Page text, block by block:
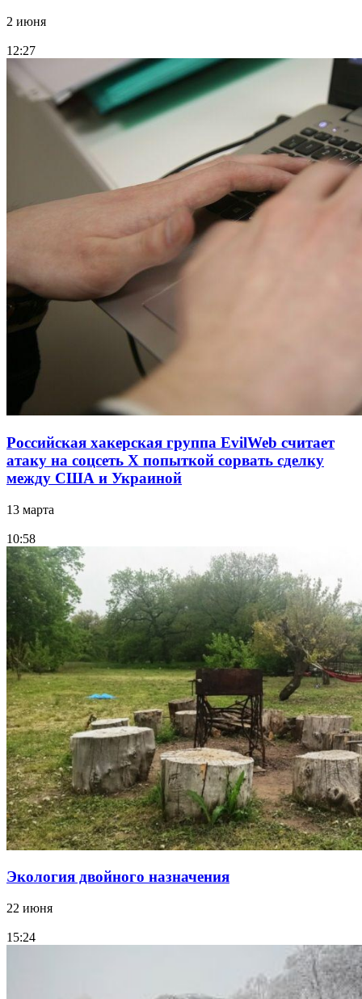
2 июня
12:27
Российская хакерская группа EvilWeb считает
атаку на соцсеть Х попыткой сорвать сделку
между США и Украиной
13 марта
10:58
Экология двойного назначения
22 июня
15:24